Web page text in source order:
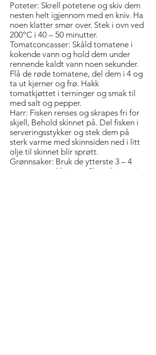
Poteter: Skrell potetene og skiv dem
nesten helt igjennom med en kniv. Ha
noen klatter smør over. Stek i ovn ved
200°C i 40 – 50 minutter.
Tomatconcasser: Skåld tomatene i
kokende vann og hold dem under
rennende kaldt vann noen sekunder.
Flå de røde tomatene, del dem i 4 og
ta ut kjerner og frø. Hakk
tomatkjøttet i terninger og smak til
med salt og pepper.
Harr: Fisken renses og skrapes fri for
skjell, Behold skinnet på. Del fisken i
serveringsstykker og stek dem på
sterk varme med skinnsiden ned i litt
olje til skinnet blir sprøtt.
Grønnsaker: Bruk de ytterste 3 – 4
mm av squashkjøttet. Skjær kjøttet i